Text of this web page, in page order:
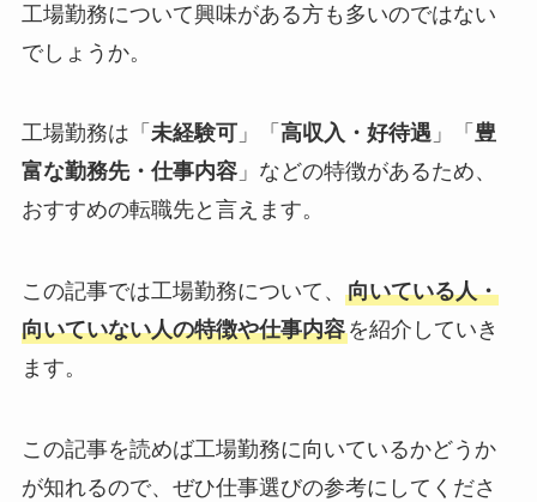
工場勤務について興味がある方も多いのではない
でしょうか。
工場勤務は「 未経験可」「 高収入・好待遇」「 豊
富な勤務先・仕事内容」などの特徴があるため、
おすすめの転職先と言えます。
この記事では工場勤務について、 向いている人・
向いていない人の特徴や仕事内容を紹介していき
ます。
この記事を読めば工場勤務に向いているかどうか
が知れるので、ぜひ仕事選びの参考にしてくださ